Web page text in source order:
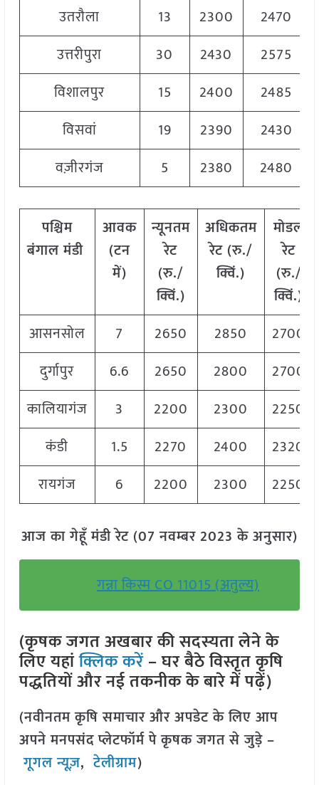
उतरौला
13 2300 2470
उत्तरीपुरा
30 2430 2575
विशालपुर
15 2400 2485
विसवां
19 2390
2430
वज़ीरगंज
5 2380 2480
पश्चिम
बंगालमंडी
आवक
(टन
में)
न्यूनतम
रेट
(रु./
क्विं.)
अधिकतम
रेट (रु./
क्विं.)
मोडल
रेट
(रु./
क्विं.)
आसनसोल
7 2650 2850
2700
दुर्गापुर
6.6 2650 2800
2700
कालियागंज
3 2200 2300
2250
कंडी
1.5 2270 2400
2320
रायगंज
6 2200 2300 2250
आज का गेहूँ मंडी रेट (07 नवम्बर 2023 के अनुसार)
गन्ना किस्म CO 11015 (अतुल्य)
(कृषक जगत अखबार की सदस्यता लेने के
लिए यहांक्लिक करें– घर बैठे विस्तृत कृषि
पद्धतियों और नई तकनीक के बारे में पढ़ें)
(नवीनतम कृषि समाचार और अपडेट के लिए आप
अपने मनपसंद प्लेटफॉर्म पे कृषक जगत से जुड़े –
गूगल न्यूज़,टेलीग्राम)